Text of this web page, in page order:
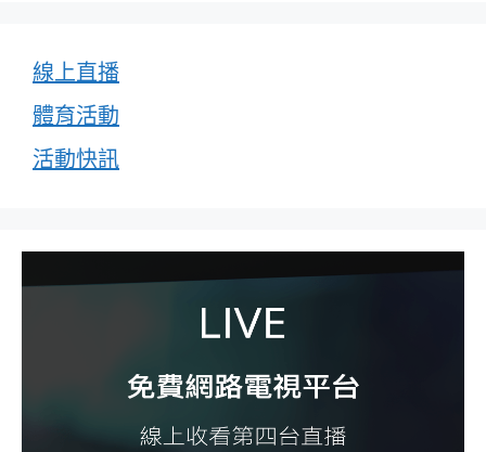
線上直播
體育活動
活動快訊